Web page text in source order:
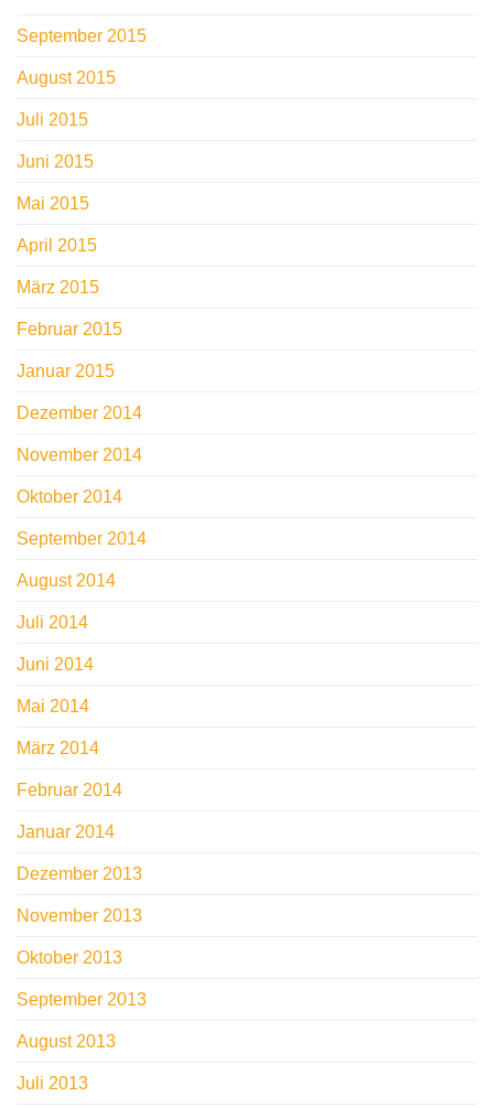
September 2015
August 2015
Juli 2015
Juni 2015
Mai 2015
April 2015
März 2015
Februar 2015
Januar 2015
Dezember 2014
November 2014
Oktober 2014
September 2014
August 2014
Juli 2014
Juni 2014
Mai 2014
März 2014
Februar 2014
Januar 2014
Dezember 2013
November 2013
Oktober 2013
September 2013
August 2013
Juli 2013